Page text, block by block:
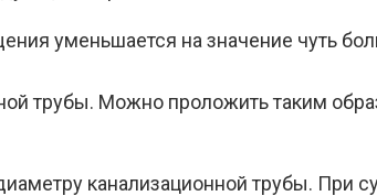
уменьшается на значение чуть
трубы. Можно проложить таким
канализационной трубы. При